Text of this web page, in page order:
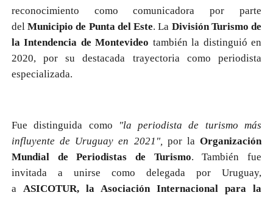
reconocimiento como comunicadora por parte
delMunicipio de Punta del Este. La División Turismo de
la Intendencia de Montevideo también la distinguió en
2020, por su destacada trayectoria como periodista
especializada.
Fue distinguida como
"la periodista de turismo más
influyente de Uruguay en 2021", por laOrganización
Mundial de Periodistas de Turismo. También fue
invitada a unirse como delegada por Uruguay,
a ASICOTUR, la Asociación Internacional para la